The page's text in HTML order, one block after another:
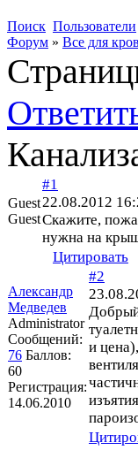
Поиск Пользователи
Форум » Все для
Guest
Guest
#1
22.08.2012
Скажите,
нужна на
Цитировать
Александр
Медведев
Administrator
Сообщений:
76 Баллов:
60
Регистрация:
14.06.2010
#2
Добрый
и